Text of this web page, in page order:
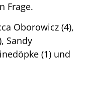
Frage.
Oborowicz (4),
Sandy
(1) und